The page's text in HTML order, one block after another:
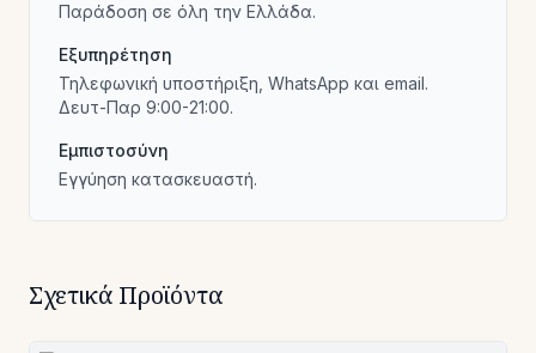
Παράδοση σε όλη την Ελλάδα.
Εξυπηρέτηση
Τηλεφωνική υποστήριξη, WhatsApp και email.
Δευτ-Παρ 9:00-21:00.
Εμπιστοσύνη
Εγγύηση κατασκευαστή.
Σχετικά Προϊόντα